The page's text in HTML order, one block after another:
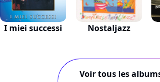
I miei successi Nostaljazz
Voir tous les